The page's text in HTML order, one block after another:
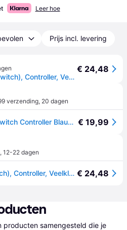
Leer hoe
Prijs incl. levering
PowerA Mario Punch (Switch), Controller, Veelkleurig
€ 24,48
verzending, 20 dagen
Nintendo Mario Nintendo Switch Controller Blauw PAL € 19,99
, 12-22 dagen
PowerA Mario Punch (Switch), Controller, Veelkleurig € 24,48
producten samengesteld die je